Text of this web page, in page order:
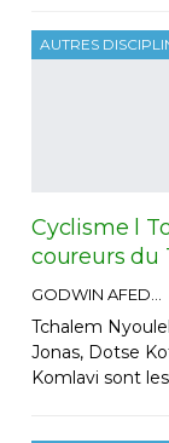
AUTRES
Cyclisme l
coureurs du
Tchalem
Jonas, Dotse
Komlavi sont